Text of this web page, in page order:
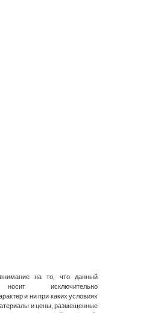
на то, что данный
носит исключительно
и ни при каких условиях
и цены, размещенные